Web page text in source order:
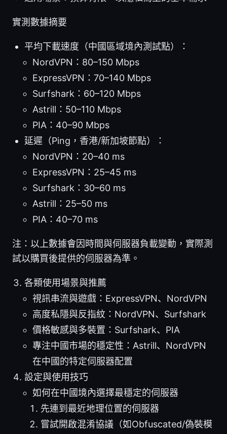
實測數據摘要
平均下載速度（中國區域境內測試點）：
NordVPN：80–150 Mbps
ExpressVPN：70–140 Mbps
Surfshark：60–120 Mbps
Astrill：50–110 Mbps
PIA：40–90 Mbps
延遲（Ping，香港/新加坡節點）：
NordVPN：20–40 ms
ExpressVPN：25–45 ms
Surfshark：30–60 ms
Astrill：25–50 ms
PIA：40–70 ms
注：以上數據會因時間與伺服器負載變動，實際測
試以購買後提供的伺服器為準。
各類使用場景與推薦
視訊串流與遊戲：ExpressVPN、NordVPN
高度私隱與反指紋：NordVPN、Surfshark
價格敏感與多裝置：Surfshark、PIA
專注中國市場的穩定性：Astrill、NordVPN
在中國的特定伺服器配置
設定與使用技巧
如何在中國境內選擇最穩定的伺服器
先連到最近地理位置的伺服器
嘗試開啟混淆協議（如Obfuscated/偽裝模